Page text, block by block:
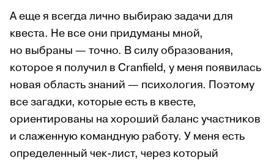
А еще я всегда лично выбираю задачи для
квеста. Не все они придуманы мной,
но выбраны — точно. В силу образования,
которое я получил в Cranfield, у меня появилась
новая область знаний — психология. Поэтому
все загадки, которые есть в квесте,
ориентированы на хороший баланс участников
и слаженную командную работу. У меня есть
определенный чек-лист, через который